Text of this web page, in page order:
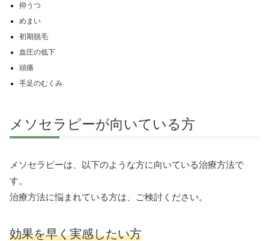
抑うつ
めまい
初期脱毛
血圧の低下
頭痛
手足のむくみ
メソセラピーが向いている方
メソセラピーは、以下のような方に向いている治療方法で
す。
治療方法に悩まれている方は、ご検討ください。
効果を早く実感したい方